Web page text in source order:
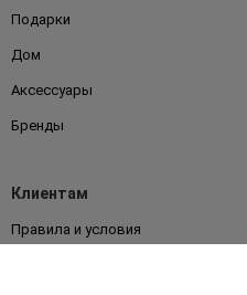
Подарки
Дом
Аксессуары
Бренды
Клиентам
Правила и условия